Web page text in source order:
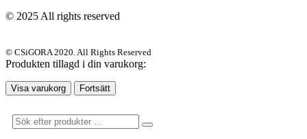
© 2025 All rights reserved
© CSiGORA 2020. All Rights Reserved
Produkten tillagd i din varukorg:
Visa varukorg Fortsätt